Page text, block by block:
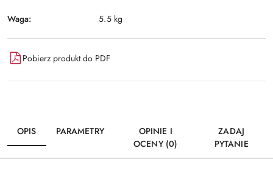
Waga: 5.5 kg
Pobierz produkt do PDF
OPIS PARAMETRY
OPINIE I
OCENY (0)
ZADAJ
PYTANIE